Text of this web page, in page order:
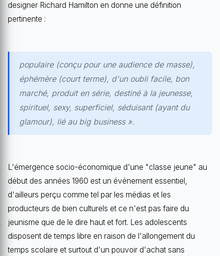
designer Richard Hamilton en donne une définition
pertinente :
populaire (conçu pour une audience de masse),
éphémère (court terme), d'un oubli facile, bon
marché, produit en série, destiné à la jeunesse,
spirituel, sexy, superficiel, séduisant (ayant du
glamour), lié au big business ».
L'émergence socio-économique d'une "classe jeune" au
début des années 1960 est un événement essentiel,
d'ailleurs perçu comme tel par les médias et les
producteurs de bien culturels et ce n'est pas faire du
jeunisme que de le dire haut et fort. Les adolescents
disposent de temps libre en raison de l'allongement du
temps scolaire et surtout d'un pouvoir d'achat sans